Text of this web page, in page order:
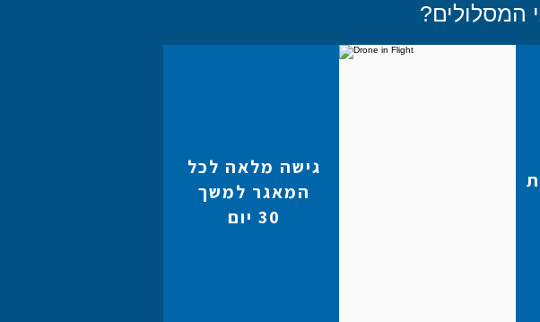
גישה מלאה לכל
המאגר למשך
30 יום